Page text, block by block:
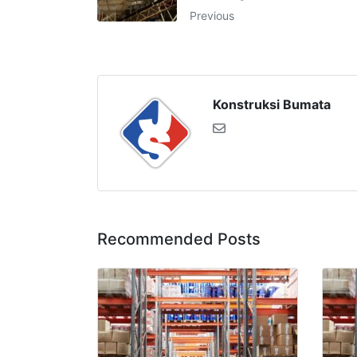
Previous
Konstruksi Bumata
Recommended Posts